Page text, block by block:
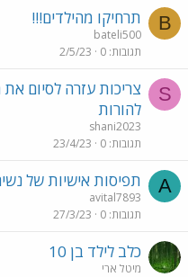
B תרחיקו מהילדים!!!
bateli500
תגובות 0
2/5/23
S
צריכות עזרה לסיום
להורות
shani2023
תגובות 0
23/4/23
A תפיסות אישיות של
avital7893
תגובות 0
27/3/23
כלב לילד בן 10
מיטל ארי